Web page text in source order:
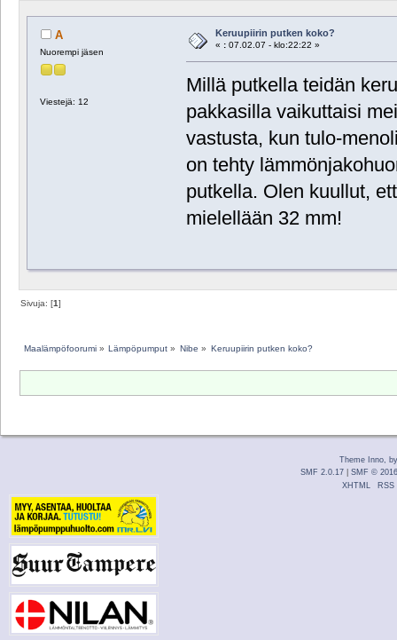
A
Nuorempi jäsen
Viestejä: 12
Keruupiirin putken koko?
« :07.02.07 - klo:22:22 »
Millä putkella teidän
pakkasilla vaikuttaisi
vastusta, kun tulo-
on tehty
putkella. Olen kuullut,
mielellään 32 mm!
Sivuja: [1]
Maalämpöfoorumi» Lämpöpumput » Nibe » Keruupiirin putken koko?
Theme Inno,
SMF 2.0.17
SMF © 2016
XHTML
RSS